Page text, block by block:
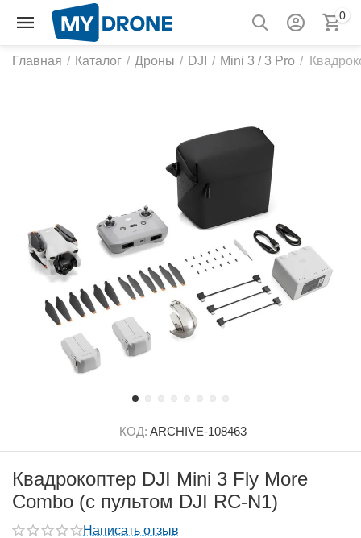
0
Главная / Каталог / Дроны / DJI / Mini 3 / 3 Pro /
КОД: ARCHIVE-108463
Квадрокоптер DJI Mini 3 Fly More
Combo (с пультом DJI RC-N1)
Написать отзыв